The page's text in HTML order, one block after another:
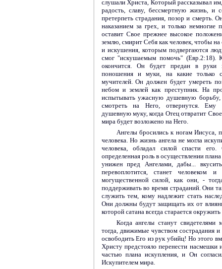
слушали Христа, Который рассказывал
радость, славу, бессмертную жизнь,
претерпеть страдания, позор и смерть.
наказанием за грех, и только
оставит Свое прежнее высокое
землю, смирит Себя как человек, чтобы
и искушения, которым подвергаются
смог "искушаемым помочь" (Евр.2:18).
окончится. Он будет предан в руки
поношения и муки, на какие только
мучителей. Он должен будет умереть
небом и землей как преступник. На
испытывать ужасную душевную
смотреть на Него, отвернутся. Ему
душевную муку, когда Отец отвратит
мира будет возложено на Него.
Ангелы бросились к ногам Иисуса,
человека. Но жизнь ангела не могла
человека, обладал силой спасти
определенная роль в осуществлении
унижен пред Ангелами, дабы...
перевоплотится, станет человеком
могущественной силой, как они, -
поддерживать во время страданий. Они
служить тем, кому надлежит стать
Они должны будут защищать их от
которой сатана всегда старается
Когда ангелы станут
тогда, движимые чувством сострадания
освободить Его из рук убийц! Но этого
Христу предстояло перенести насмешки
частью плана искупления, и Он
Искупителем мира.